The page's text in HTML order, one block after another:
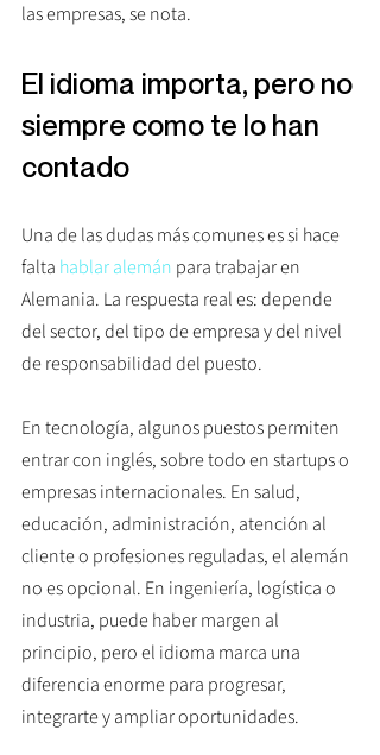
las empresas, se nota.
El idioma importa, pero no
siempre como te lo han
contado
Una de las dudas más comunes es si hace
falta hablar alemán para trabajar en
Alemania. La respuesta real es: depende
del sector, del tipo de empresa y del nivel
de responsabilidad del puesto.
En tecnología, algunos puestos permiten
entrar con inglés, sobre todo en startups o
empresas internacionales. En salud,
educación, administración, atención al
cliente o profesiones reguladas, el alemán
no es opcional. En ingeniería, logística o
industria, puede haber margen al
principio, pero el idioma marca una
diferencia enorme para progresar,
integrarte y ampliar oportunidades.